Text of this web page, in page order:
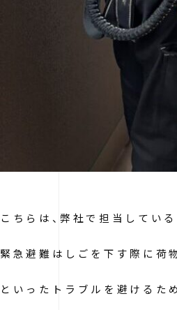
こちらは、弊社で担当してい
緊急避難はしごを下す際に荷
といったトラブルを避けるた